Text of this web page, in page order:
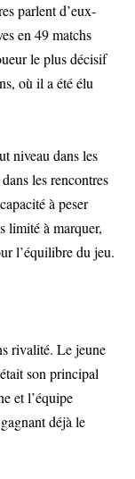
parlent d’eux-
en 49 matchs
le plus décisif
où il a été élu
niveau dans les
les rencontres
à peser
limité à marquer,
l’équilibre du jeu.
rivalité. Le jeune
son principal
et l’équipe
déjà le